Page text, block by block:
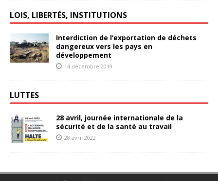
LOIS, LIBERTÉS, INSTITUTIONS
Interdiction de l’exportation de déchets
dangereux vers les pays en
développement
14 décembre 2019
LUTTES
28 avril, journée internationale de la
sécurité et de la santé au travail
28 avril 2022